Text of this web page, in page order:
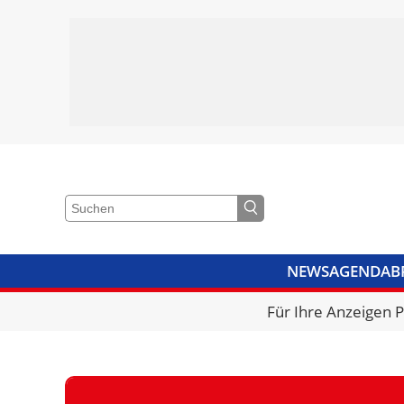
NEWSAGENDA
VIDEOSBIBLIOTHEK
Für Ihre Anzeigen